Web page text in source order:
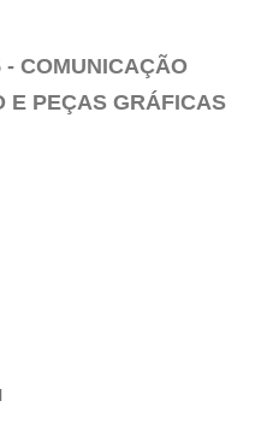
COMUNICAÇÃO
E PEÇAS GRÁFICAS